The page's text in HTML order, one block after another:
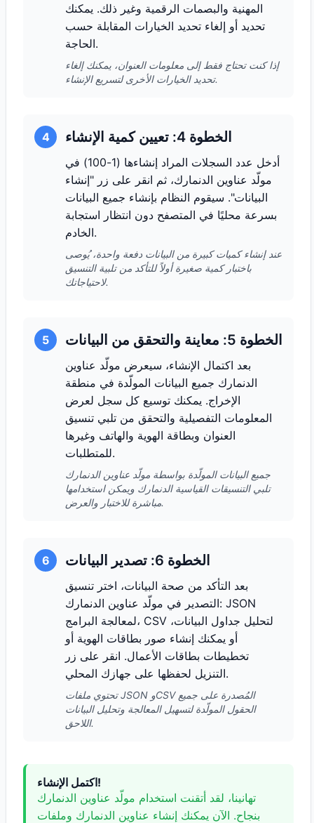
المهنية والبصمات الرقمية وغير ذلك. يمكنك
تحديد أو إلغاء تحديد الخيارات المقابلة حسب
الحاجة.
إذا كنت تحتاج فقط إلى معلومات العنوان، يمكنك إلغاء
تحديد الخيارات الأخرى لتسريع الإنشاء.
4 الخطوة 4: تعيين كمية الإنشاء
أدخل عدد السجلات المراد إنشاءها (1-100) في
مولّد عناوين الدنمارك، ثم انقر على زر "إنشاء
البيانات". سيقوم النظام بإنشاء جميع البيانات
بسرعة محليًا في المتصفح دون انتظار استجابة
الخادم.
عند إنشاء كميات كبيرة من البيانات دفعة واحدة، يُوصى
باختبار كمية صغيرة أولاً للتأكد من تلبية التنسيق
لاحتياجاتك.
5 الخطوة 5: معاينة والتحقق من البيانات
بعد اكتمال الإنشاء، سيعرض مولّد عناوين
الدنمارك جميع البيانات المولّدة في منطقة
الإخراج. يمكنك توسيع كل سجل لعرض
المعلومات التفصيلية والتحقق من تلبي تنسيق
العنوان وبطاقة الهوية والهاتف وغيرها
للمتطلبات.
جميع البيانات المولّدة بواسطة مولّد عناوين الدنمارك
تلبي التنسيقات القياسية الدنمارك ويمكن استخدامها
مباشرة للاختبار والعرض.
6 الخطوة 6: تصدير البيانات
بعد التأكد من صحة البيانات، اختر تنسيق
التصدير في مولّد عناوين الدنمارك: JSON
لمعالجة البرامج، CSV لتحليل جداول البيانات،
أو يمكنك إنشاء صور بطاقات الهوية أو
تخطيطات بطاقات الأعمال. انقر على زر
التنزيل لحفظها على جهازك المحلي.
تحتوي ملفات JSON وCSV المُصدرة على جميع
الحقول المولّدة لتسهيل المعالجة وتحليل البيانات
اللاحق.
اكتمل الإنشاء!
تهانينا، لقد أتقنت استخدام مولّد عناوين الدنمارك
بنجاح. الآن يمكنك إنشاء عناوين الدنمارك وملفات